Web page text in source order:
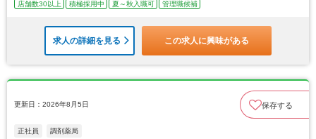
店舗数30以上
積極採用中 夏～秋入職可 管理職候補
求人の詳細を見る この求人に興味がある
更新日：2026年8月5日 保存する
正社員 調剤薬局